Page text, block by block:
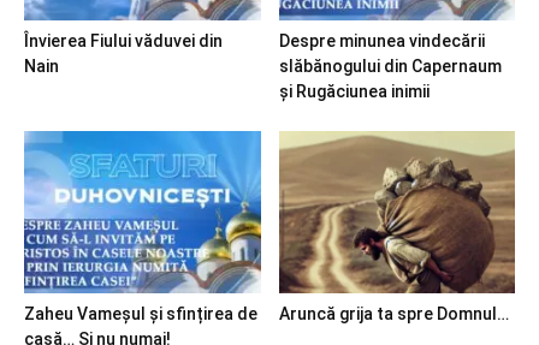
Învierea Fiului văduvei din
Nain
Despre minunea vindecării
slăbănogului din Capernaum
și Rugăciunea inimii
Zaheu Vameșul și sfințirea de
casă… Și nu numai!
Aruncă grija ta spre Domnul…